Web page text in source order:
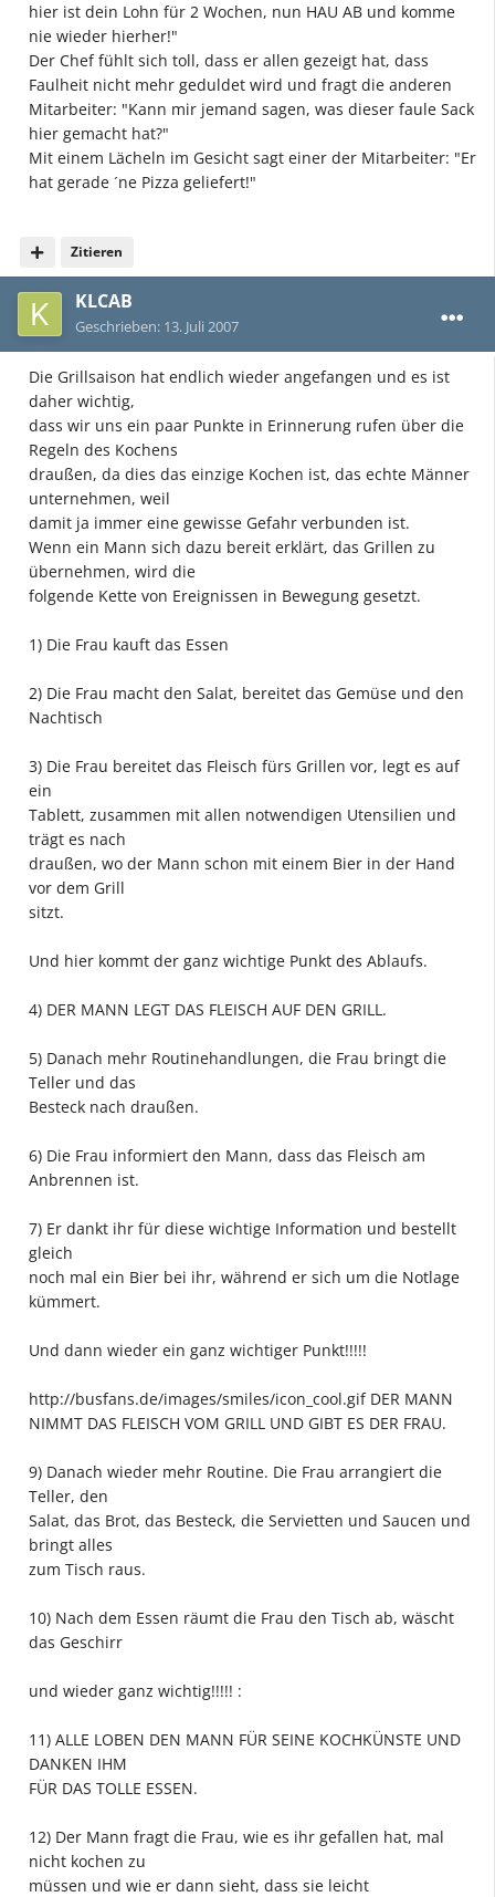
hier ist dein Lohn für 2 Wochen, nun HAU AB und komme
nie wieder hierher!"
Der Chef fühlt sich toll, dass er allen gezeigt hat, dass
Faulheit nicht mehr geduldet wird und fragt die anderen
Mitarbeiter: "Kann mir jemand sagen, was dieser faule Sack
hier gemacht hat?"
Mit einem Lächeln im Gesicht sagt einer der Mitarbeiter: "Er
hat gerade ´ne Pizza geliefert!"
Zitieren
KLCAB
Geschrieben: 13. Juli 2007
Die Grillsaison hat endlich wieder angefangen und es ist
daher wichtig,
dass wir uns ein paar Punkte in Erinnerung rufen über die
Regeln des Kochens
draußen, da dies das einzige Kochen ist, das echte Männer
unternehmen, weil
damit ja immer eine gewisse Gefahr verbunden ist.
Wenn ein Mann sich dazu bereit erklärt, das Grillen zu
übernehmen, wird die
folgende Kette von Ereignissen in Bewegung gesetzt.
1) Die Frau kauft das Essen
2) Die Frau macht den Salat, bereitet das Gemüse und den
Nachtisch
3) Die Frau bereitet das Fleisch fürs Grillen vor, legt es auf
ein
Tablett, zusammen mit allen notwendigen Utensilien und
trägt es nach
draußen, wo der Mann schon mit einem Bier in der Hand
vor dem Grill
sitzt.
Und hier kommt der ganz wichtige Punkt des Ablaufs.
4) DER MANN LEGT DAS FLEISCH AUF DEN GRILL.
5) Danach mehr Routinehandlungen, die Frau bringt die
Teller und das
Besteck nach draußen.
6) Die Frau informiert den Mann, dass das Fleisch am
Anbrennen ist.
7) Er dankt ihr für diese wichtige Information und bestellt
gleich
noch mal ein Bier bei ihr, während er sich um die Notlage
kümmert.
Und dann wieder ein ganz wichtiger Punkt!!!!!
http://busfans.de/images/smiles/icon_cool.gifDER MANN
NIMMT DAS FLEISCH VOM GRILL UND GIBT ES DER FRAU.
9) Danach wieder mehr Routine. Die Frau arrangiert die
Teller, den
Salat, das Brot, das Besteck, die Servietten und Saucen und
bringt alles
zum Tisch raus.
10) Nach dem Essen räumt die Frau den Tisch ab, wäscht
das Geschirr
und wieder ganz wichtig!!!!! :
11) ALLE LOBEN DEN MANN FÜR SEINE KOCHKÜNSTE UND
DANKEN IHM
FÜR DAS TOLLE ESSEN.
12) Der Mann fragt die Frau, wie es ihr gefallen hat, mal
nicht kochen zu
müssen und wie er dann sieht, dass sie leicht